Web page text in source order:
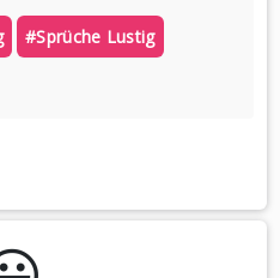
#sprüche Lustig